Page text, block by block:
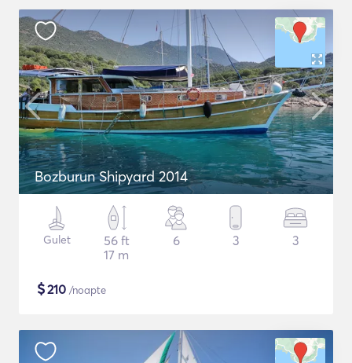
Bozburun Shipyard 2014
Gulet
56 ft
17 m
6 3 3
$210 /noapte